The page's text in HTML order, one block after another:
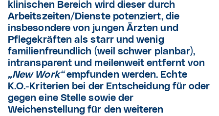
klinischen Bereich wird dieser durch
Arbeitszeiten/Dienste potenziert, die
insbesondere von jungen Ärzten und
Pflegekräften als starr und wenig
familienfreundlich (weil schwer planbar),
intransparent und meilenweit entfernt von
„New Work“empfunden werden. Echte
K.O.-Kriterien bei der Entscheidung für oder
gegen eine Stelle sowie der
Weichenstellung für den weiteren